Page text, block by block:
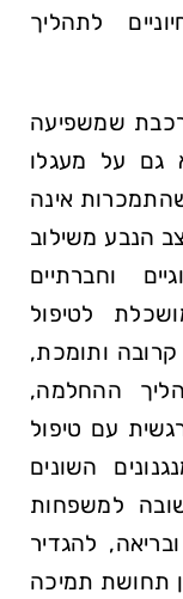
לתהליך
שמשפיעה
על מעגלו
אינה
הנבע משילוב
וחברתיים
לטיפול
ותומכת,
ההחלמה,
עם טיפול
השונים
למשפחות
להגדיר
תחושת תמיכה